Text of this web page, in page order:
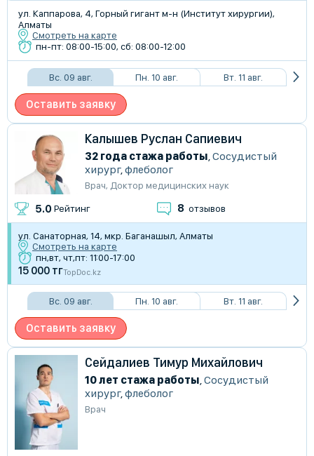
ул. Каппарова, 4, ​Горный гигант м-н (Институт хирургии),
Алматы
Смотреть на карте
пн-пт: 08:00-15:00, сб: 08:00-12:00
Вс. 09 авг. Пн. 10 авг. Вт. 11 авг.
Оставить заявку
Калышев Руслан Сапиевич
32 года стажа работы,Сосудистый
хирург,флеболог
Врач, Доктор медицинских наук
5.0 Рейтинг 8 отзывов
ул. Санаторная, 14, мкр. Баганашыл, Алматы
Смотреть на карте
пн,вт, чт,пт: 11:00-17:00
15 000 тгTopDoc.kz
Вс. 09 авг. Пн. 10 авг. Вт. 11 авг.
Оставить заявку
Сейдалиев Тимур Михайлович
10 лет стажа работы,Сосудистый
хирург,флеболог
Врач